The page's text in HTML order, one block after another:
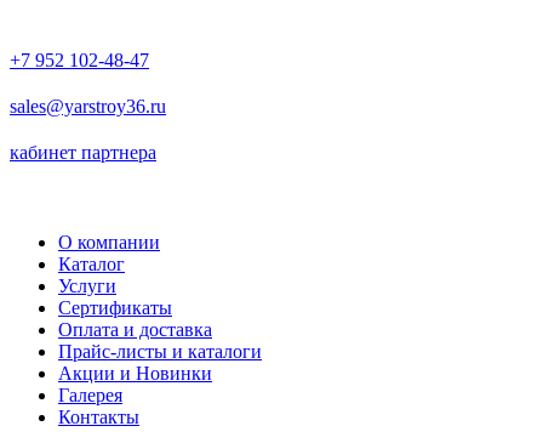
+7 952 102-48-47
sales@yarstroy36.ru
кабинет партнера
О компании
Каталог
Услуги
Сертификаты
Оплата и доставка
Прайс-листы и каталоги
Акции и Новинки
Галерея
Контакты